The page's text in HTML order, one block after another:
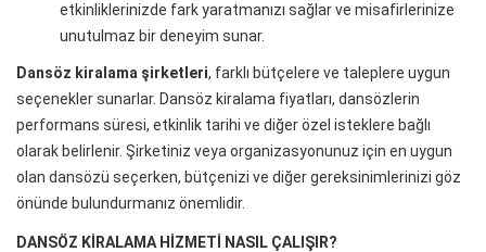
etkinliklerinizde fark yaratmanızı sağlar ve misafirlerinize
unutulmaz bir deneyim sunar.
Dansöz kiralama şirketleri, farklı bütçelere ve taleplere uygun
seçenekler sunarlar. Dansöz kiralama fiyatları, dansözlerin
performans süresi, etkinlik tarihi ve diğer özel isteklere bağlı
olarak belirlenir. Şirketiniz veya organizasyonunuz için en uygun
olan dansözü seçerken, bütçenizi ve diğer gereksinimlerinizi göz
önünde bulundurmanız önemlidir.
DANSÖZ KIRALAMA HIZMETI NASIL ÇALIŞIR?